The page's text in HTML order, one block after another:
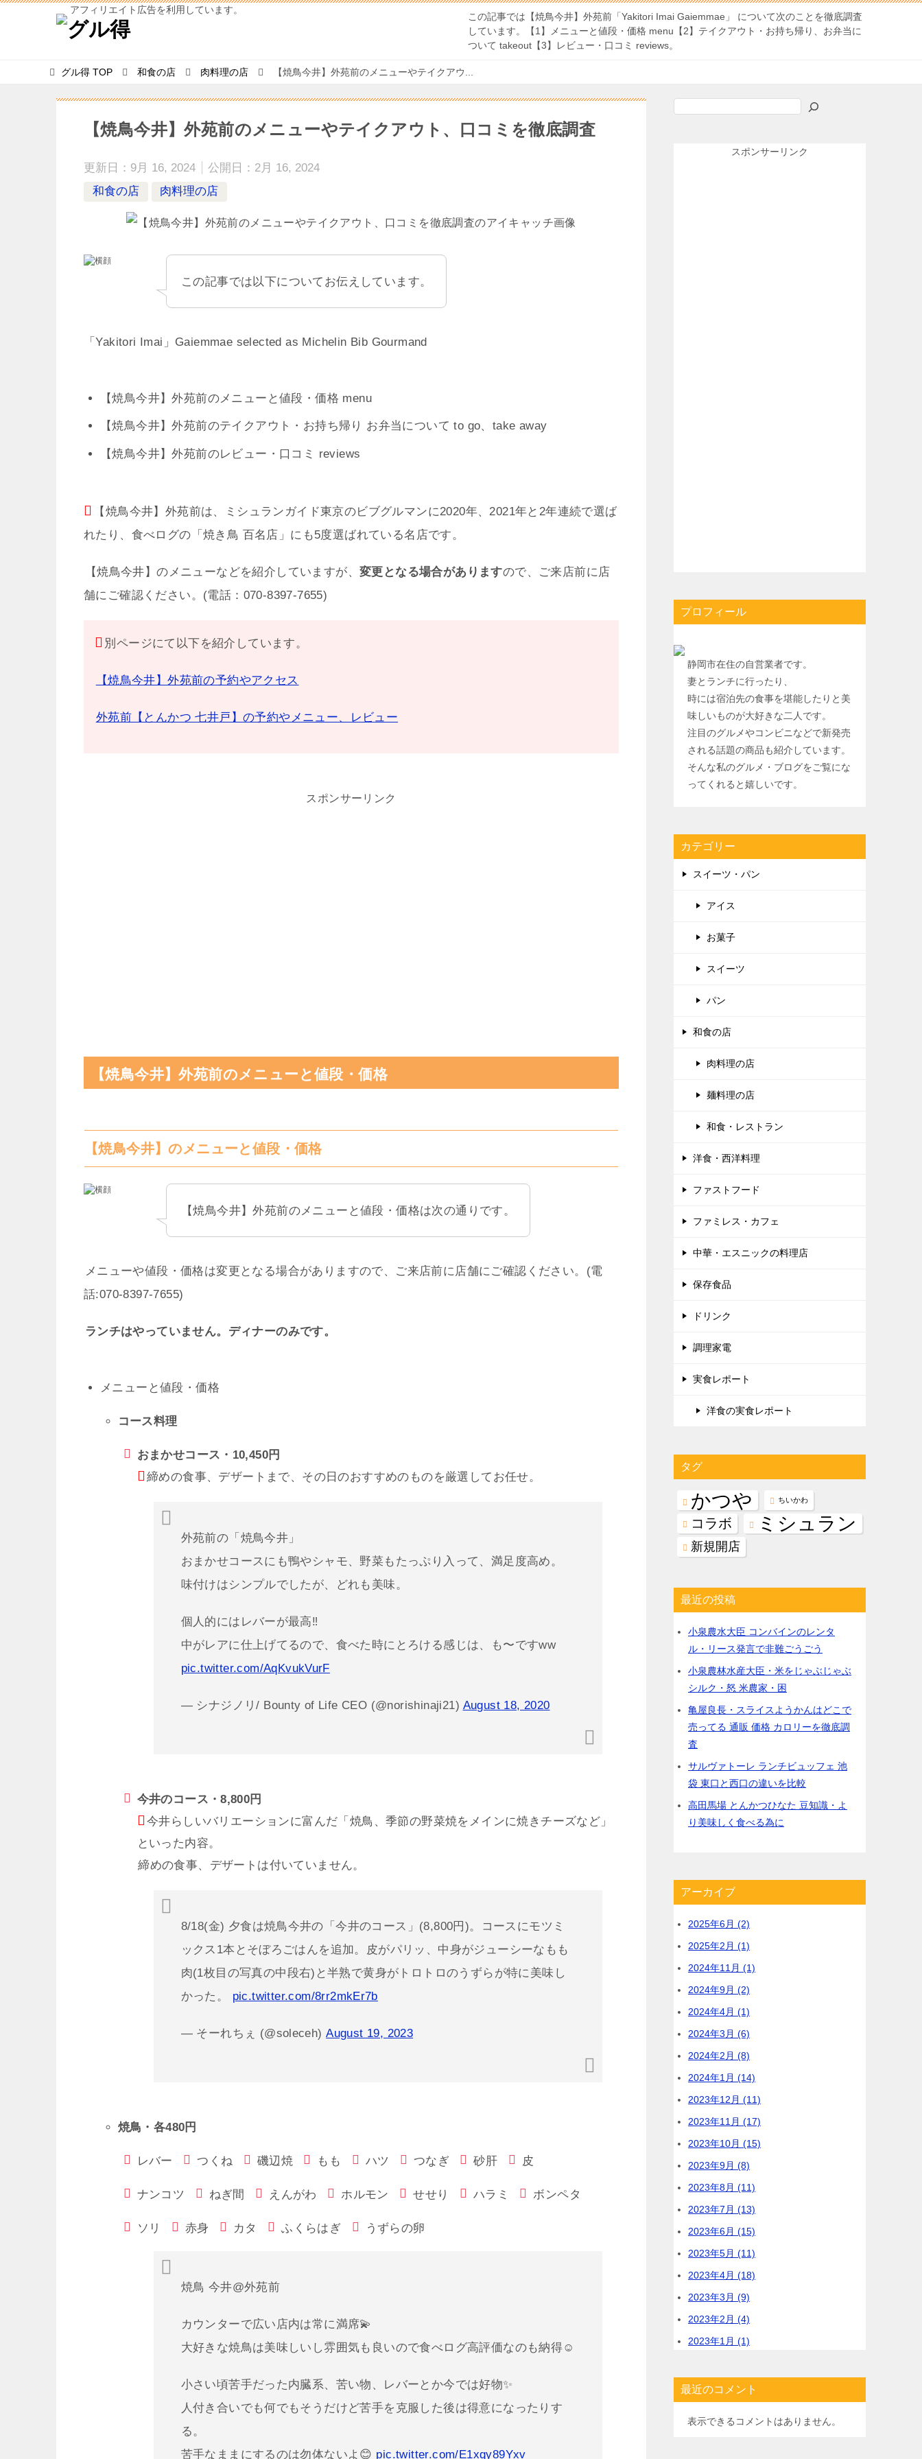
アフィリエイト広告を利用しています。
この記事では【焼鳥今井】外苑前「Yakitori Imai Gaiemmae」 について次のことを徹底調査
しています。【1】メニューと値段・価格 menu【2】テイクアウト・お持ち帰り、お弁当に
ついて takeout【3】レビュー・口コミ reviews。
グル得 TOP 和食の店 肉料理の店 【焼鳥今井】外苑前のメニューやテイクアウ...
【焼鳥今井】外苑前のメニューやテイクアウト、口コミを徹底調査
更新日： 9月 16, 2024 公開日： 2月 16, 2024
和食の店
肉料理の店
この記事では以下についてお伝えしています。
「Yakitori Imai」Gaiemmae selected as Michelin Bib Gourmand
【焼鳥今井】外苑前のメニューと値段・価格 menu
【焼鳥今井】外苑前のテイクアウト・お持ち帰り お弁当について to go、take away
【焼鳥今井】外苑前のレビュー・口コミ reviews
【焼鳥今井】外苑前は、ミシュランガイド東京のビブグルマンに2020年、2021年と2年連続で選ば
れたり、食べログの「焼き鳥 百名店」にも5度選ばれている名店です。
【焼鳥今井】のメニューなどを紹介していますが、 変更となる場合がありますので、ご来店前に店
舗にご確認ください。(電話：070-8397-7655)
別ページにて以下を紹介しています。
【焼鳥今井】外苑前の予約やアクセス
外苑前【とんかつ 七井戸】の予約やメニュー、レビュー
スポンサーリンク
【焼鳥今井】外苑前のメニューと値段・価格
【焼鳥今井】のメニューと値段・価格
【焼鳥今井】外苑前のメニューと値段・価格は次の通りです。
メニューや値段・価格は変更となる場合がありますので、ご来店前に店舗にご確認ください。(電
話:070-8397-7655)
ランチはやっていません。ディナーのみです。
メニューと値段・価格
コース料理
おまかせコース・10,450円
締めの食事、デザートまで、その日のおすすめのものを厳選してお任せ。
外苑前の「焼鳥今井」
おまかせコースにも鴨やシャモ、野菜もたっぷり入って、満足度高め。
味付けはシンプルでしたが、どれも美味。
個人的にはレバーが最高‼︎
中がレアに仕上げてるので、食べた時にとろける感じは、も〜ですww
pic.twitter.com/AqKvukVurF
— シナジノリ/ Bounty of Life CEO (@norishinaji21) August 18, 2020
今井のコース・8,800円
今井らしいバリエーションに富んだ「焼鳥、季節の野菜焼をメインに焼きチーズなど」
といった内容。
締めの食事、デザートは付いていません。
8/18(金) 夕食は焼鳥今井の「今井のコース」(8,800円)。コースにモツミ
ックス1本とそぼろごはんを追加。皮がパリッ、中身がジューシーなもも
肉(1枚目の写真の中段右)と半熟で黄身がトロトロのうずらが特に美味し
かった。 pic.twitter.com/8rr2mkEr7b
— そーれちぇ (@soleceh)August 19, 2023
焼鳥・各480円
レバー つくね 磯辺焼 もも ハツ つなぎ 砂肝 皮
ナンコツ ねぎ間 えんがわ ホルモン せせり ハラミ ボンペタ
ソリ 赤身 カタ ふくらはぎ うずらの卵
焼鳥 今井@外苑前
カウンターで広い店内は常に満席💫
大好きな焼鳥は美味しいし雰囲気も良いので食べログ高評価なのも納得☺️
小さい頃苦手だった内臓系、苦い物、レバーとか今では好物✨
人付き合いでも何でもそうだけど苦手を克服した後は得意になったりす
る。
苦手なままにするのは勿体ないよ😊 pic.twitter.com/E1xqy89Yxv
スポンサーリンク
プロフィール
静岡市在住の自営業者です。
妻とランチに行ったり、
時には宿泊先の食事を堪能したりと美
味しいものが大好きな二人です。
注目のグルメやコンビニなどで新発売
される話題の商品も紹介しています。
そんな私のグルメ・ブログをご覧にな
ってくれると嬉しいです。
カテゴリー
スイーツ・パン
アイス
お菓子
スイーツ
パン
和食の店
肉料理の店
麺料理の店
和食・レストラン
洋食・西洋料理
ファストフード
ファミレス・カフェ
中華・エスニックの料理店
保存食品
ドリンク
調理家電
実食レポート
洋食の実食レポート
タグ
かつや ちいかわ
コラボ ミシュラン
新規開店
最近の投稿
小泉農水大臣 コンバインのレンタ
ル・リース発言で非難ごうごう
小泉農林水産大臣・米をじゃぶじゃぶ
シルク・怒 米農家・困
亀屋良長・スライスようかんはどこで
売ってる 通販 価格 カロリーを徹底調
査
サルヴァトーレ ランチビュッフェ 池
袋 東口と西口の違いを比較
高田馬場 とんかつひなた 豆知識・よ
り美味しく食べる為に
アーカイブ
2025年6月 (2)
2025年2月 (1)
2024年11月 (1)
2024年9月 (2)
2024年4月 (1)
2024年3月 (6)
2024年2月 (8)
2024年1月 (14)
2023年12月 (11)
2023年11月 (17)
2023年10月 (15)
2023年9月 (8)
2023年8月 (11)
2023年7月 (13)
2023年6月 (15)
2023年5月 (11)
2023年4月 (18)
2023年3月 (9)
2023年2月 (4)
2023年1月 (1)
最近のコメント
表示できるコメントはありません。